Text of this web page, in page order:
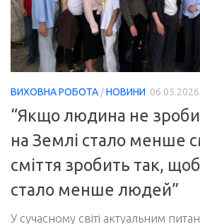
ВИХОВНА РОБОТА /НОВИНИ 06.05.2026
“Якщо людина не
на Землі стало менше
сміття зробить так,
стало менше людей”
У сучасному світі актуальним